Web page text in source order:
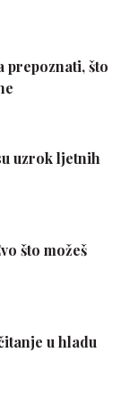
prepoznati, što
uzrok ljetnih
što možeš
u hladu